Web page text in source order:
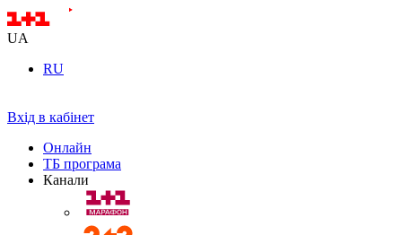
UA
RU
Вхід в кабінет
Онлайн
ТБ програма
Канали